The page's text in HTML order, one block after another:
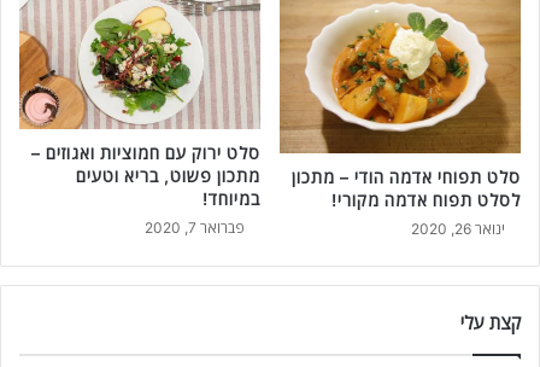
סלט תפוחי אדמה הודי – מתכון
לסלט תפוח אדמה מקורי!
ינואר 26, 2020
סלט ירוק עם חמוציות ואגוזים –
מתכון פשוט, בריא וטעים
במיוחד!
פברואר 7, 2020
קצת עלי